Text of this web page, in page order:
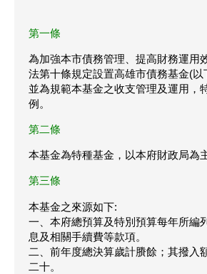
第一條
為加強本市債務管理、提高財務運用
法第十條規定設置高雄市債務基金(以
並為規範本基金之收支管理及運用，
例。
第二條
本基金為特種基金，以本府財政局為
第三條
本基金之來源如下:
一、本府總預算及特別預算每年所編
息及相關手續費等款項。
二、前年度總決算歲計賸餘；其撥入
二十。